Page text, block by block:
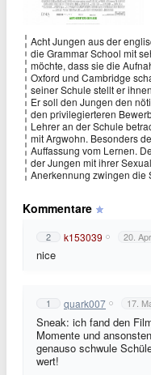
Acht Jungen aus der
die Grammar School mit
möchte, dass sie die
Oxford und Cambridge
seiner Schule stellt er
Er soll den Jungen den
den privilegierteren
Lehrer an der Schule
mit Argwohn. Besonders
Auffassung vom Lernen.
der Jungen mit ihrer
Anerkennung zwingen die
Kommentare
2 k153039 20.
nice
1 quark007 17.
Sneak: ich fand den
Momente und
genauso schwule
wert!